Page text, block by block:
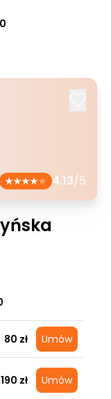
4.13/5
80 zł Umów
190 zł Umów